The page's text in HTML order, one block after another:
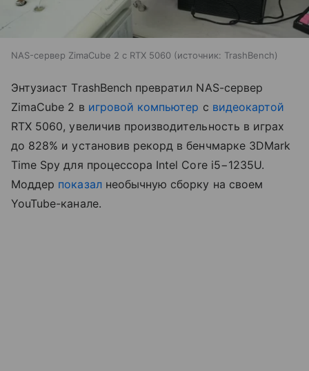
NAS-сервер ZimaCube 2 с RTX 5060 источник: TrashBench
Энтузиаст TrashBench превратил NAS-сервер
ZimaCube 2 в игровой компьютер с видеокартой
RTX 5060, увеличив производительность в играх
до 828% и установив рекорд в бенчмарке 3DMark
Time Spy для процессора Intel Core i5−1235U.
Моддер показалнеобычную сборку на своем
YouTube-канале.